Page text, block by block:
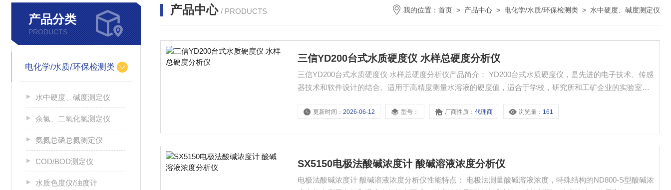
产品分类
PRODUCTS
电化学/水质/环保检测类
水中硬度、碱度测定仪
余氯、二氧化氯测定仪
氨氮总磷总氮测定仪
COD/BOD测定仪
水质色度仪/浊度计
产品中心 / PRODUCTS 我的位置： 首页 > 产品中心 > 电化学/水质/环保检测类 > 水中硬度、碱度测定仪
三信YD200台式水质硬度仪 水样总硬度分析仪
三信YD200台式水质硬度仪 水样总硬度分析仪产品简介： YD200台式水质硬度仪，是先进的电子技术、传感
器技术和软件设计的结合。适用于高精度测量水溶液的硬度值，适合于学校，研究所和工矿企业的实验室及
更新时间：2026-06-12 型号： 厂商性质：代理商 浏览量： 161
SX5150电极法酸碱浓度计 酸碱溶液浓度分析仪
电极法酸碱浓度计 酸碱溶液浓度分析仪性能特点： 电极法测量酸碱溶液浓度，特殊结构的ND800-S型酸碱浓